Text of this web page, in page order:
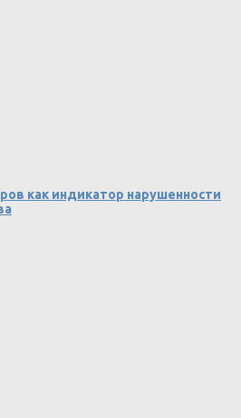
как индикатор нарушенности